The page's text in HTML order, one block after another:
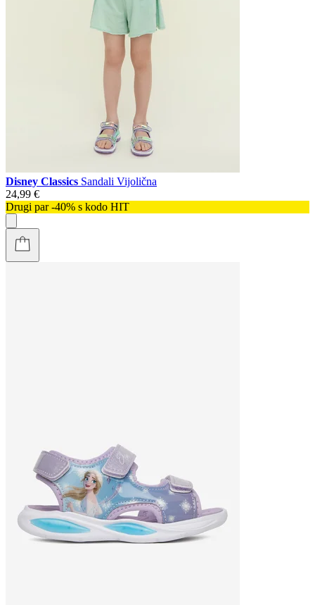
Disney Classics Sandali Vijolična
24,99 €
Drugi par -40% s kodo HIT